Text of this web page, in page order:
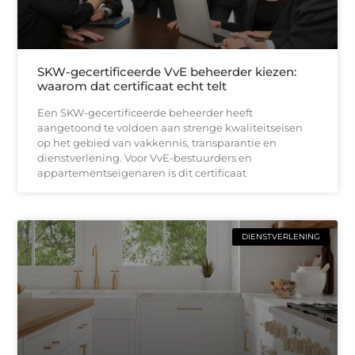
SKW-gecertificeerde VvE beheerder kiezen:
waarom dat certificaat echt telt
Een SKW-gecertificeerde beheerder heeft
aangetoond te voldoen aan strenge kwaliteitseisen
op het gebied van vakkennis, transparantie en
dienstverlening. Voor VvE-bestuurders en
appartementseigenaren is dit certificaat
DIENSTVERLENING